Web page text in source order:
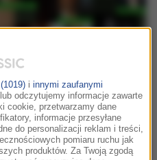
program festiwalu
premiera
i innymi zaufanymi
odczytujemy informacje zawarte
cookie, przetwarzamy dane
informacje przesyłane
do personalizacji reklam i treści,
pomiaru ruchu jak
produktów. Za Twoją zgodą